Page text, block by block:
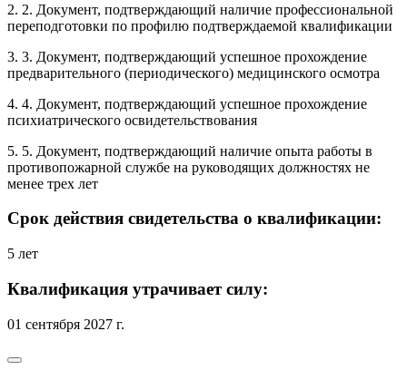
2. 2. Документ, подтверждающий наличие профессиональной
переподготовки по профилю подтверждаемой квалификации
3. 3. Документ, подтверждающий успешное прохождение
предварительного (периодического) медицинского осмотра
4. 4. Документ, подтверждающий успешное прохождение
психиатрического освидетельствования
5. 5. Документ, подтверждающий наличие опыта работы в
противопожарной службе на руководящих должностях не
менее трех лет
Срок действия свидетельства о квалификации:
5 лет
Квалификация утрачивает силу:
01 сентября 2027 г.